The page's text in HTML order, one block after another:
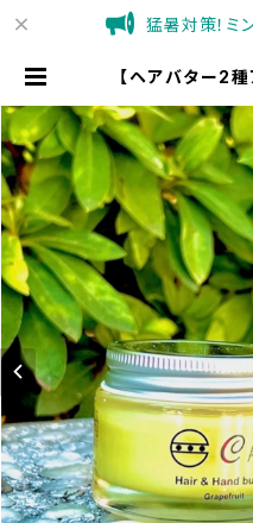
猛暑対策！ミ
【ヘアバター2
種 /マルチバー
or meオ